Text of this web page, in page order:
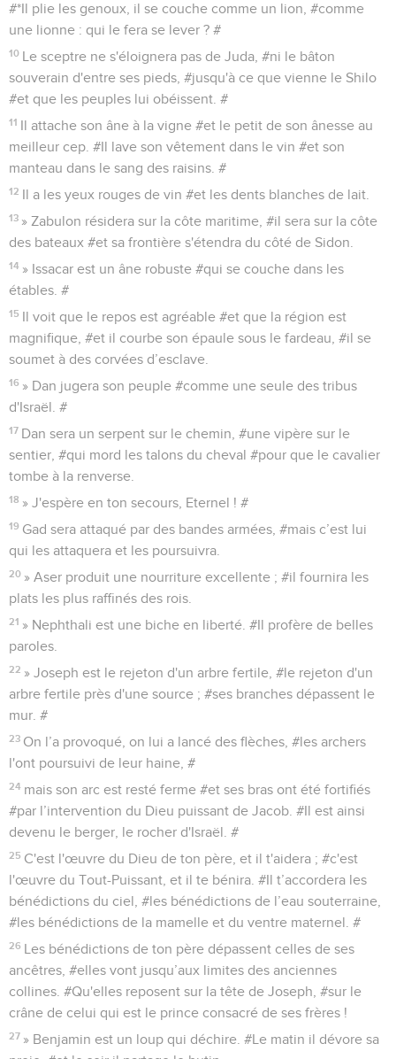
#*Il plie les genoux, il se couche comme un lion, #comme
une lionne : qui le fera se lever ? #
10 Le sceptre ne s'éloignera pas de Juda, #ni le bâton
souverain d'entre ses pieds, #jusqu'à ce que vienne le Shilo
#et que les peuples lui obéissent. #
11 Il attache son âne à la vigne #et le petit de son ânesse au
meilleur cep. #Il lave son vêtement dans le vin #et son
manteau dans le sang des raisins. #
12 Il a les yeux rouges de vin #et les dents blanches de lait.
13 » Zabulon résidera sur la côte maritime, #il sera sur la côte
des bateaux #et sa frontière s'étendra du côté de Sidon.
14 » Issacar est un âne robuste #qui se couche dans les
étables. #
15 Il voit que le repos est agréable #et que la région est
magnifique, #et il courbe son épaule sous le fardeau, #il se
soumet à des corvées d’esclave.
16 » Dan jugera son peuple #comme une seule des tribus
d'Israël. #
17 Dan sera un serpent sur le chemin, #une vipère sur le
sentier, #qui mord les talons du cheval #pour que le cavalier
tombe à la renverse.
18 » J'espère en ton secours, Eternel ! #
19 Gad sera attaqué par des bandes armées, #mais c’est lui
qui les attaquera et les poursuivra.
20 » Aser produit une nourriture excellente ; #il fournira les
plats les plus raffinés des rois.
21 » Nephthali est une biche en liberté. #Il profère de belles
paroles.
22 » Joseph est le rejeton d'un arbre fertile, #le rejeton d'un
arbre fertile près d'une source ; #ses branches dépassent le
mur. #
23 On l’a provoqué, on lui a lancé des flèches, #les archers
l'ont poursuivi de leur haine, #
24 mais son arc est resté ferme #et ses bras ont été fortifiés
#par l’intervention du Dieu puissant de Jacob. #Il est ainsi
devenu le berger, le rocher d'Israël. #
25 C'est l'œuvre du Dieu de ton père, et il t'aidera ; #c'est
l'œuvre du Tout-Puissant, et il te bénira. #Il t’accordera les
bénédictions du ciel, #les bénédictions de l’eau souterraine,
#les bénédictions de la mamelle et du ventre maternel. #
26 Les bénédictions de ton père dépassent celles de ses
ancêtres, #elles vont jusqu’aux limites des anciennes
collines. #Qu'elles reposent sur la tête de Joseph, #sur le
crâne de celui qui est le prince consacré de ses frères !
27 » Benjamin est un loup qui déchire. #Le matin il dévore sa